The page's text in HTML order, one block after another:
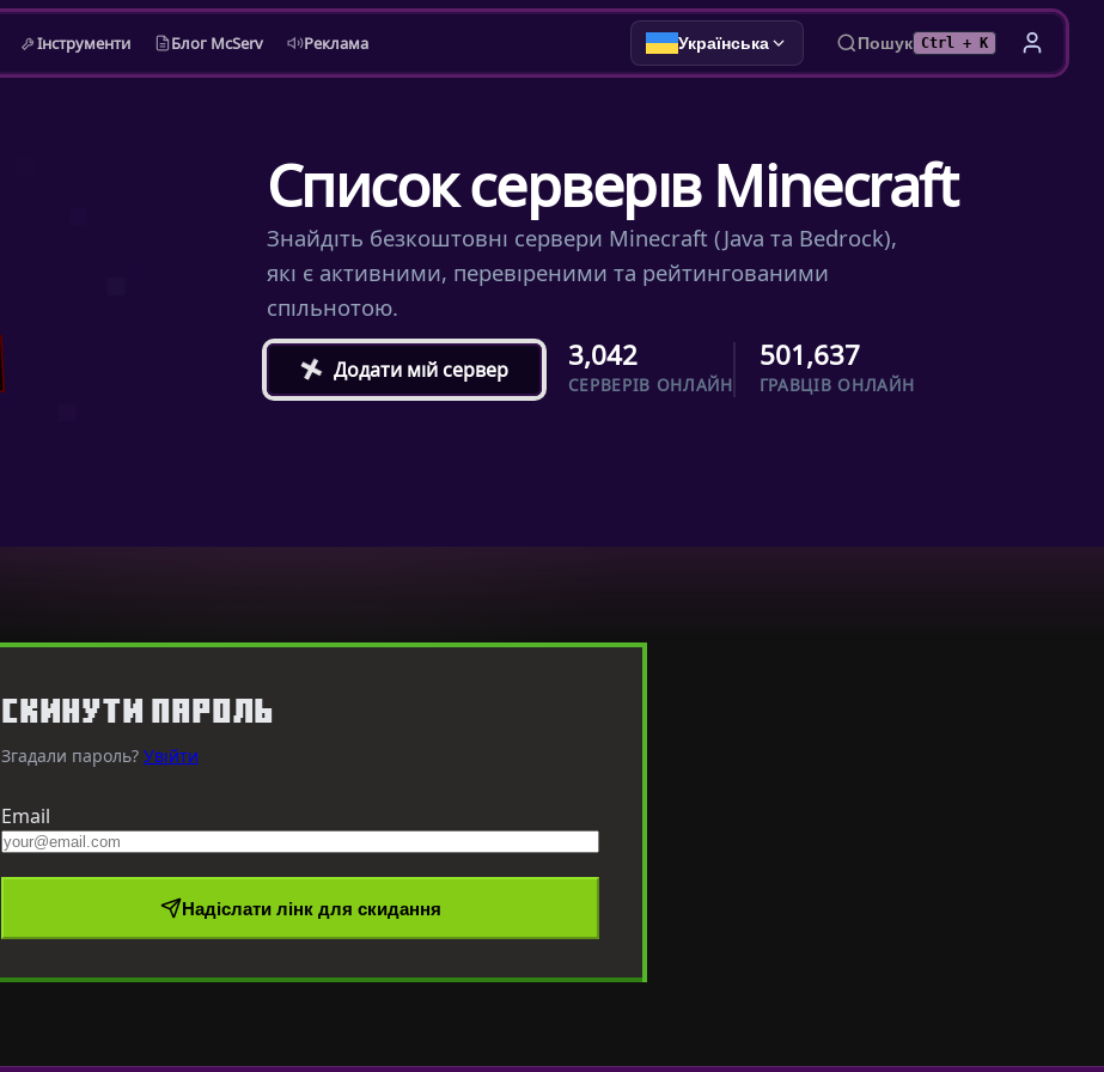
Інструменти Блог McServ Реклама Українська Пошук Ctrl + K
Список серверів Minecraft
Знайдіть безкоштовні сервери Minecraft (Java та Bedrock),
які є активними, перевіреними та рейтингованими
спільнотою.
+Додати мій сервер 3,042
СЕРВЕРІВ ОНЛАЙН
501,637
ГРАВЦІВ ОНЛАЙН
Скинути пароль
Згадали пароль? Увійти
Email
Надіслати лінк для скидання